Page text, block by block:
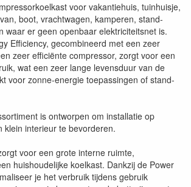
voor vakantiehuis, tuinhuisje,
boot, vrachtwagen, kamperen, stand-
waar er geen openbaar elektriciteitsnet is.
Efficiency, gecombineerd met een zeer
zeer efficiënte compressor, zorgt voor een
wat een zeer lange levensduur van de
voor zonne-energie toepassingen of stand-
is ontworpen om installatie op
klein interieur te bevorderen.
voor een grote interne ruimte,
huishoudelijke koelkast. Dankzij de Power
je het verbruik tijdens gebruik